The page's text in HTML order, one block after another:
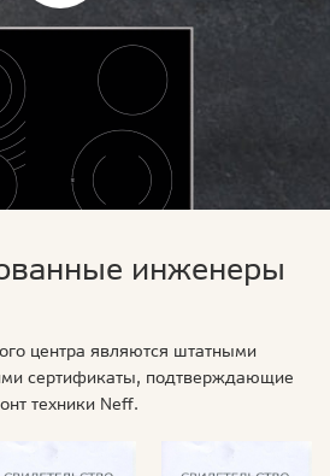
инженеры
центра являются штатными
сертификаты, подтверждающие
техники Neff.